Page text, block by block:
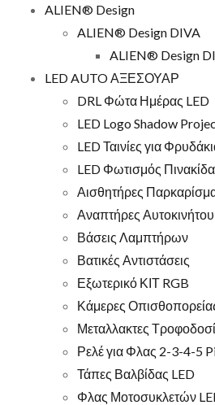
ALIEN® Design
ALIEN® Design DIVA
ALIEN® Design
LED AUTO ΑΞΕΣΟΥΑΡ
DRL Φώτα Ημέρας LED
LED Logo Shadow
LED Ταινίες για
LED Φωτισμός
Αισθητήρες
Αναπτήρες Αυτοκινήτου
Βάσεις Λαμπτήρων
Βατικές Αντιστάσεις
Εξωτερικό ΚΙΤ RGB
Κάμερες
Μεταλλακτες
Ρελέ για Φλας 2-3-4-5
Τάπες Βαλβίδας LED
Φλας Μοτοσυκλετών